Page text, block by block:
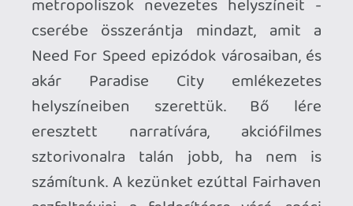
Az autóhoz kapott fix versenyek felé
vezető utakat, vagy a verseny kijelölt ívét
egy felülnézeti GPS is segíti, amelyet
azonban valami véletlen folytán kissé
restek voltak az előttünk lévő szakasz
dinamikusabb megjelenítésére hangolni.
(Értsd túl rövid a sebességhez képest a
térképen belátható szakasz.) De ez
éppenséggel nem is olyan fontos - a